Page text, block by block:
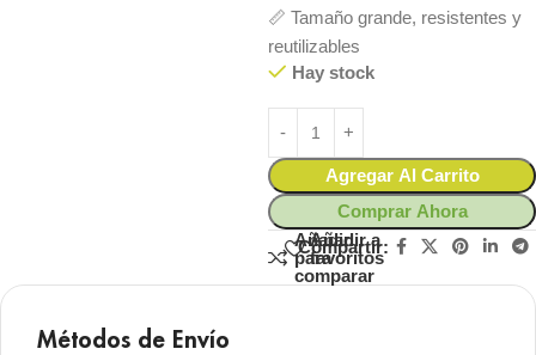
📏 Tamaño grande, resistentes y
reutilizables
Hay stock
Agregar Al Carrito
Comprar Ahora
Añadir
para
comparar
Añadir a
favoritos
Compartir:
Métodos de Envío